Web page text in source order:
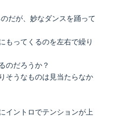
だが、妙なダンスを踊って
もってくるのを左右で繰り
のだろうか？
そうなものは見当たらなか
イントロでテンションが上